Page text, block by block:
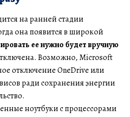
на ранней стадии
она появится в широкой
ее нужно будет вручную
Возможно, Microsoft
отключение OneDrive или
ради сохранения энергии
ноутбуки с процессорами